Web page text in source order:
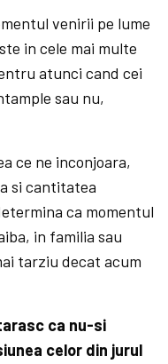
venirii pe lume
in cele mai multe
atunci cand cei
sau nu,
ce ne inconjoara,
si cantitatea
ca momentul
in familia sau
tarziu decat acum
ca nu-si
celor din jurul